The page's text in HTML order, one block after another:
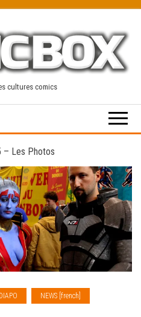
cultures comics
– Les Photos
DIAPO
NEWS [french]